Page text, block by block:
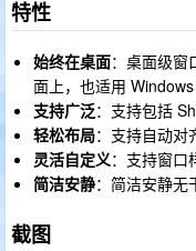
特性
始终在桌面：桌面级窗
面上，也适用 Windows
支持广泛：支持包括
轻松布局：支持自动对
灵活自定义：支持窗口
简洁安静：简洁安静无
截图